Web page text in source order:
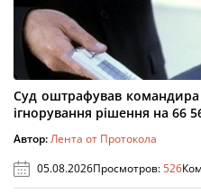
Суд оштрафував командира
ігнорування рішення на 66
Автор:Лента от Протокола
05.08.2026Просмотров:526